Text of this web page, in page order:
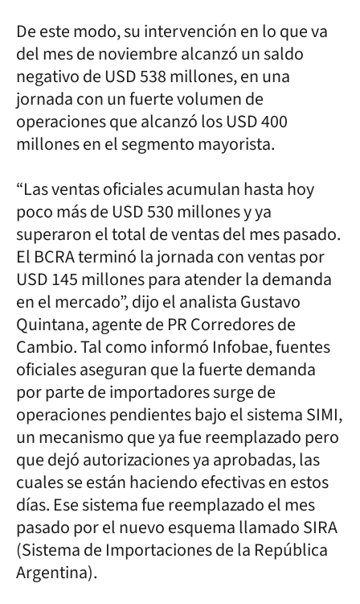
De este modo, su intervención en lo que va
del mes de noviembre alcanzó un saldo
negativo de USD 538 millones, en una
jornada con un fuerte volumen de
operaciones que alcanzó los USD 400
millones en el segmento mayorista.
“Las ventas oficiales acumulan hasta hoy
poco más de USD 530 millones y ya
superaron el total de ventas del mes pasado.
El BCRA terminó la jornada con ventas por
USD 145 millones para atender la demanda
en el mercado”, dijo el analista Gustavo
Quintana, agente de PR Corredores de
Cambio. Tal como informó Infobae, fuentes
oficiales aseguran que la fuerte demanda
por parte de importadores surge de
operaciones pendientes bajo el sistema SIMI,
un mecanismo que ya fue reemplazado pero
que dejó autorizaciones ya aprobadas, las
cuales se están haciendo efectivas en estos
días. Ese sistema fue reemplazado el mes
pasado por el nuevo esquema llamado SIRA
(Sistema de Importaciones de la República
Argentina).